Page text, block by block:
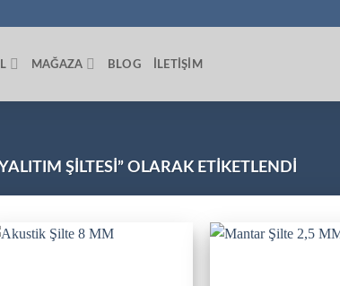
MAĞAZA BLOG İLETIŞIM
ŞILTESI” OLARAK ETIKETLENDI